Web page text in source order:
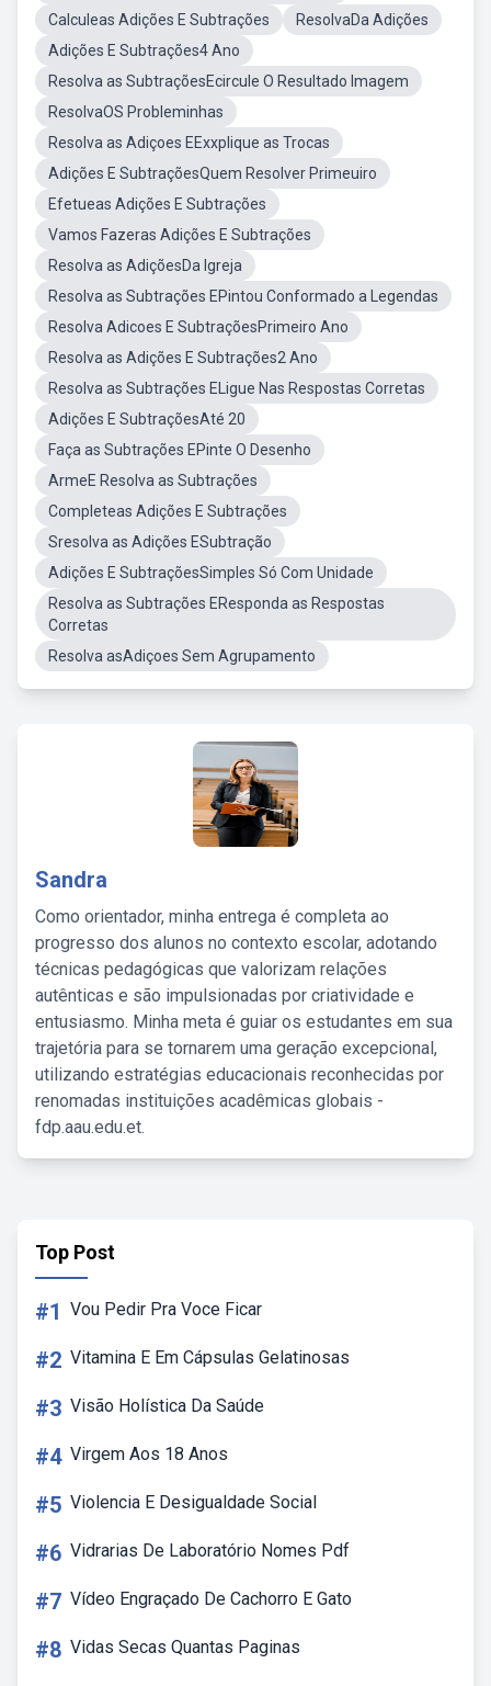
Calculeas Adições E Subtrações
ResolvaDa Adições
Adições E Subtrações4 Ano
Resolva as SubtraçõesEcircule O Resultado Imagem
ResolvaOS Probleminhas
Resolva as Adiçoes EExxplique as Trocas
Adições E SubtraçõesQuem Resolver Primeuiro
Efetueas Adições E Subtrações
Vamos Fazeras Adições E Subtrações
Resolva as AdiçõesDa Igreja
Resolva as Subtrações EPintou Conformado a Legendas
Resolva Adicoes E SubtraçõesPrimeiro Ano
Resolva as Adições E Subtrações2 Ano
Resolva as Subtrações ELigue Nas Respostas Corretas
Adições E SubtraçõesAté 20
Faça as Subtrações EPinte O Desenho
ArmeE Resolva as Subtrações
Completeas Adições E Subtrações
Sresolva as Adições ESubtração
Adições E SubtraçõesSimples Só Com Unidade
Resolva as Subtrações EResponda as Respostas
Corretas
Resolva asAdiçoes Sem Agrupamento
Sandra
Como orientador, minha entrega é completa ao
progresso dos alunos no contexto escolar, adotando
técnicas pedagógicas que valorizam relações
autênticas e são impulsionadas por criatividade e
entusiasmo. Minha meta é guiar os estudantes em sua
trajetória para se tornarem uma geração excepcional,
utilizando estratégias educacionais reconhecidas por
renomadas instituições acadêmicas globais -
fdp.aau.edu.et.
Top Post
#1 Vou Pedir Pra Voce Ficar
#2 Vitamina E Em Cápsulas Gelatinosas
#3 Visão Holística Da Saúde
#4 Virgem Aos 18 Anos
#5 Violencia E Desigualdade Social
#6 Vidrarias De Laboratório Nomes Pdf
#7 Vídeo Engraçado De Cachorro E Gato
#8 Vidas Secas Quantas Paginas